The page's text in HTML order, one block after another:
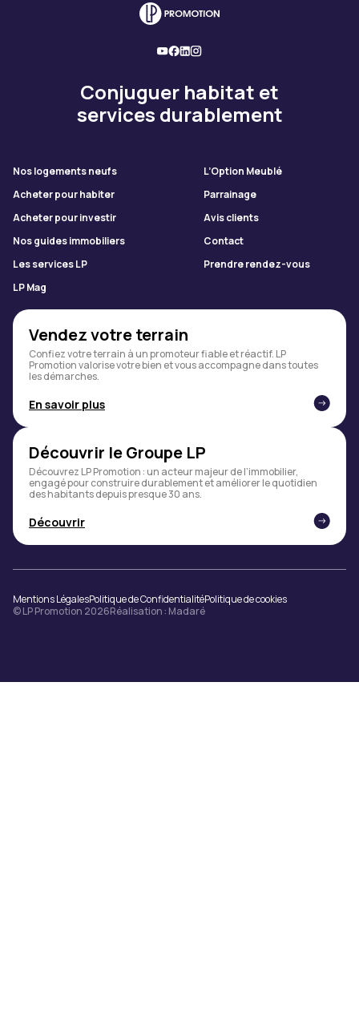
Conjuguer habitat et
services durablement
Nos logements neufs
L’Option Meublé
Acheter pour habiter
Parrainage
Acheter pour investir
Avis clients
Nos guides immobiliers
Contact
Les services LP
Prendre rendez-vous
LP Mag
Vendez votre terrain
Confiez votre terrain à un promoteur fiable et réactif. LP
Promotion valorise votre bien et vous accompagne dans toutes
les démarches.
En savoir plus
Découvrir le Groupe LP
Découvrez LP Promotion : un acteur majeur de l’immobilier,
engagé pour construire durablement et améliorer le quotidien
des habitants depuis presque 30 ans.
Découvrir
Mentions LégalesPolitique de ConfidentialitéPolitique de cookies
© LP Promotion 2026Réalisation : Madaré